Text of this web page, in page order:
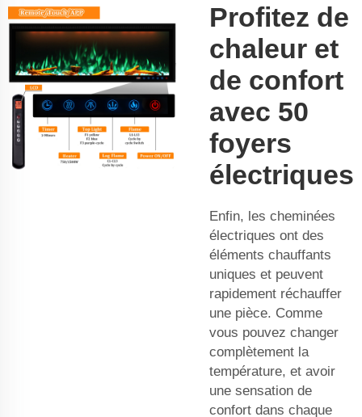
Profitez de
chaleur et
de confort
avec 50
foyers
électriques
Enfin, les cheminées
électriques ont des
éléments chauffants
uniques et peuvent
rapidement réchauffer
une pièce. Comme
vous pouvez changer
complètement la
température, et avoir
une sensation de
confort dans chaque